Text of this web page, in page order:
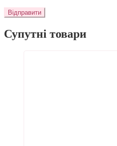
Супутні товари